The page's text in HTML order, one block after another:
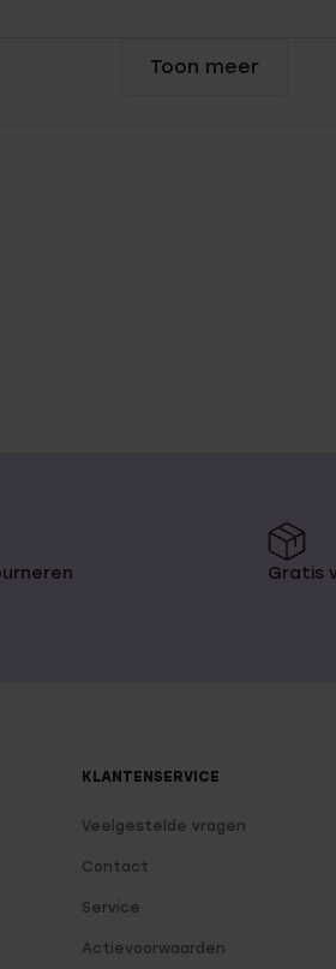
Toon meer
Gratis
KLANTENSERVICE
Veelgestelde vragen
Contact
Service
Actievoorwaarden